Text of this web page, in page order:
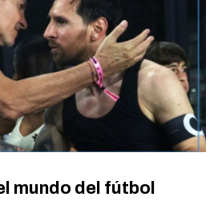
mundo del fútbol